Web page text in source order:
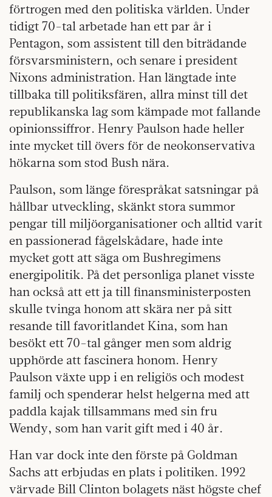
förtrogen med den politiska världen. Under
tidigt 70-tal arbetade han ett par år i
Pentagon, som assistent till den biträdande
försvarsministern, och senare i president
Nixons administration. Han längtade inte
tillbaka till politiksfären, allra minst till det
republikanska lag som kämpade mot fallande
opinionssiffror. Henry Paulson hade heller
inte mycket till övers för de neokonservativa
hökarna som stod Bush nära.
Paulson, som länge förespråkat satsningar på
hållbar utveckling, skänkt stora summor
pengar till miljöorganisationer och alltid varit
en passionerad fågelskådare, hade inte
mycket gott att säga om Bushregimens
energipolitik. På det personliga planet visste
han också att ett ja till finansministerposten
skulle tvinga honom att skära ner på sitt
resande till favoritlandet Kina, som han
besökt ett 70-tal gånger men som aldrig
upphörde att fascinera honom. Henry
Paulson växte upp i en religiös och modest
familj och spenderar helst helgerna med att
paddla kajak tillsammans med sin fru
Wendy, som han varit gift med i 40 år.
Han var dock inte den förste på Goldman
Sachs att erbjudas en plats i politiken. 1992
värvade Bill Clinton bolagets näst högste chef